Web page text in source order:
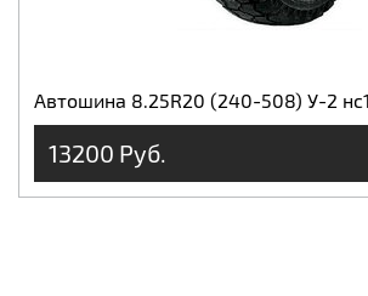
Автошина 8.25R20 (240-508) У-2
13200 Руб.